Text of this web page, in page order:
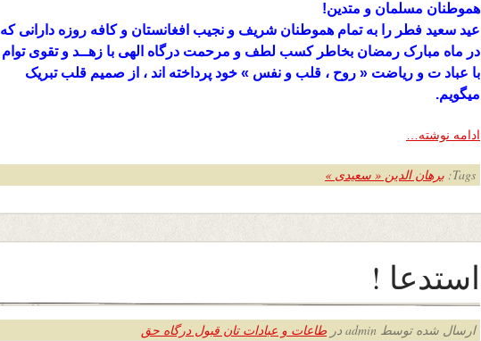
هموطنان مسلمان و متدین!
عید سعید فطر را به تمام هموطنان شریف و نجیب افغانستان و کافه روزه دارانی که
در ماه مبارک رمضان بخاطر کسب لطف و مرحمت درگاه الهی با زهــد و تقوی توام
با عباد ت و ریاضت « روح ، قلب و نفس » خود پرداخته اند ، از صمیم قلب تبریک
میگویم.
ادامه نوشته…
Tags: برهان الدین « سعیدی »
استدعا !
ارسال شده توسط admin در طاعات و عبادات تان قبول درگاه حق